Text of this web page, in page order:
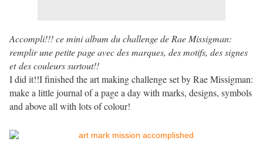
Accompli!!! ce mini album du challenge de Rae Missigman:
remplir une petite page avec des marques, des motifs, des signes
et des couleurs surtout!!
I did it!!I finished the art making challenge set by Rae Missigman:
make a little journal of a page a day with marks, designs, symbols
and above all with lots of colour!